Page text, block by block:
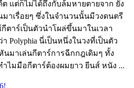
แต่ก็ไม่ได้ถึงกับล้มหายตายจาก ยัง
มาเรื่อยๆ ซึ่งในจำนวนนั้นมีวงดนตรี
ตาร์เป็นตัวนำโผล่ขึ้นมาในเวลา
Polyphia นี่เป็นหนึ่งในวงที่เป็นตัว
มาเล่นกีตาร์การฉีกกฎเดิมๆ ทั้ง
ไมมือกีตาร์ต้องผมยาว ยีนส์ หนัง ...